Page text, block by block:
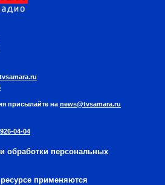
присылайте на news@tvsamara.ru
04-04
обработки персональных
применяются